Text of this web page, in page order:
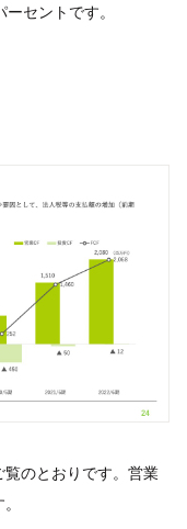
セントです。
のとおりです。営業